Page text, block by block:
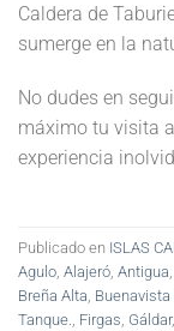
Caldera de
sumerge en la
No dudes en
máximo tu visita
experiencia
Publicado en ISLAS
Agulo Alajeró Antigua
Breña Alta
Tanque.
Firgas Gáldar,